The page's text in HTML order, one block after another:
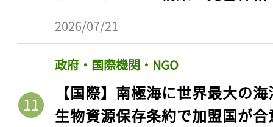
2026/07/21
政府・国際機関・NGO
【国際】南極海に世界最大の
生物資源保存条約で加盟国が合